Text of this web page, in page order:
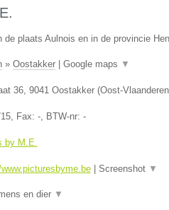
de plaats Aulnois en in de provincie
» Oostakker| Google maps ▼
36, 9041 Oostakker(Oost-Vlaanderen
, Fax: -, BTW-nr: -
by M.E.
| Screenshot ▼
en dier ▼